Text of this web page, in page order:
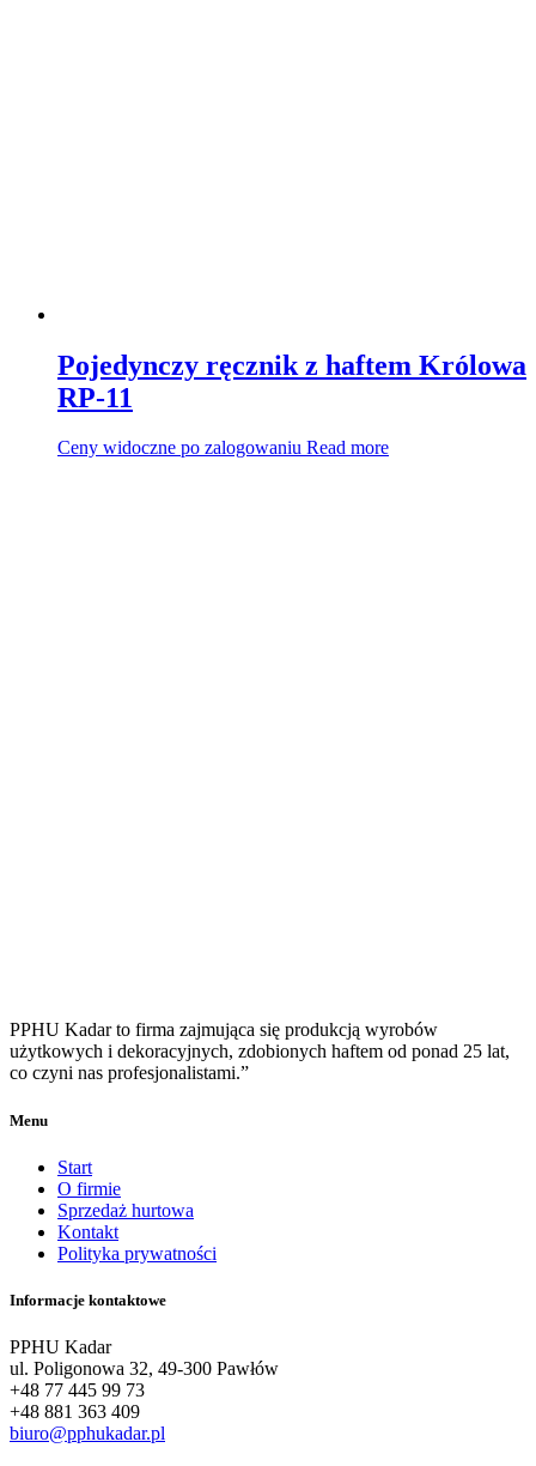
Pojedynczy ręcznik z haftem Królowa
RP-11
Ceny widoczne po zalogowaniu Read more
PPHU Kadar to firma zajmująca się produkcją wyrobów
użytkowych i dekoracyjnych, zdobionych haftem od ponad 25 lat,
co czyni nas profesjonalistami.”
Menu
Start
O firmie
Sprzedaż hurtowa
Kontakt
Polityka prywatności
Informacje kontaktowe
PPHU Kadar
ul. Poligonowa 32, 49-300 Pawłów
+48 77 445 99 73
+48 881 363 409
biuro@pphukadar.pl